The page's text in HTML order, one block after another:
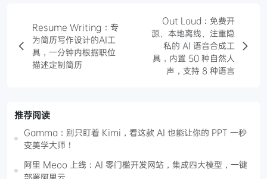
Resume Writing：专
为简历写作设计的AI工
具，一分钟内根据职位
描述定制简历
Out Loud：免费开
源、本地离线、注重隐
私的 AI 语音合成工
具，内置 50 种自然人
声，支持 8 种语言
推荐阅读
Gamma：别只盯着 Kimi，看这款 AI 也能让你的 PPT 一秒
变美学大师！
阿里 Meoo 上线：AI 零门槛开发网站，集成四大模型，一键